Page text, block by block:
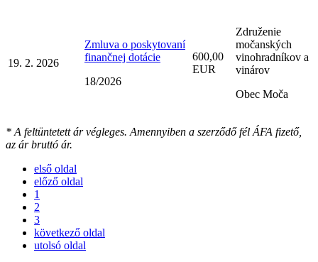
19. 2. 2026
Zmluva o poskytovaní
finančnej dotácie
18/2026
600,00
EUR
Združenie
močanských
vinohradníkov a
vinárov
Obec Moča
* A feltüntetett ár végleges. Amennyiben a szerződő fél ÁFA fizető,
az ár bruttó ár.
első oldal
előző oldal
1
2
3
következő oldal
utolsó oldal